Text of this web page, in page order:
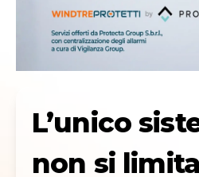
L’unico
non si